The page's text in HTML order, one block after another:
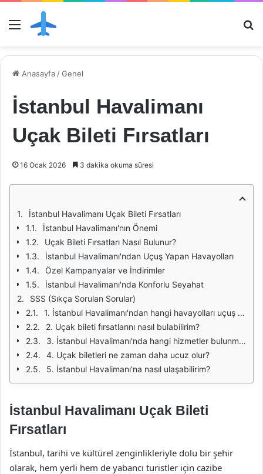
Menü
Anasayfa /Genel
İstanbul Havalimanı
Uçak Bileti Fırsatları
16 Ocak 2026 3 dakika okuma süresi
İstanbul Havalimanı Uçak Bileti Fırsatları
İstanbul Havalimanı'nın Önemi
Uçak Bileti Fırsatları Nasıl Bulunur?
İstanbul Havalimanı'ndan Uçuş Yapan Havayolları
Özel Kampanyalar ve İndirimler
İstanbul Havalimanı'nda Konforlu Seyahat
SSS (Sıkça Sorulan Sorular)
1. İstanbul Havalimanı'ndan hangi havayolları uçuş yapmaktadır?
2. Uçak bileti fırsatlarını nasıl bulabilirim?
3. İstanbul Havalimanı'nda hangi hizmetler bulunmaktadır?
4. Uçak biletleri ne zaman daha ucuz olur?
5. İstanbul Havalimanı'na nasıl ulaşabilirim?
İstanbul Havalimanı Uçak Bileti
Fırsatları
İstanbul, tarihi ve kültürel zenginlikleriyle dolu bir şehir
olarak, hem yerli hem de yabancı turistler için cazibe